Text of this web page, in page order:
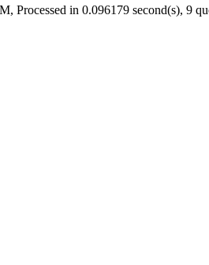
Processed in 0.096179 second(s), 9